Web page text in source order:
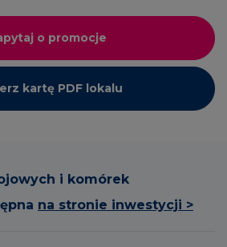
o promocje
kartę PDF lokalu
i komórek
na stronie inwestycji >